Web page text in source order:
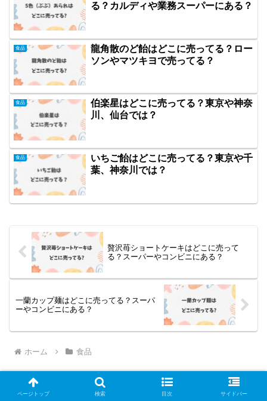
る？カルディや業務スーパーにある？
食品
龍角散のど飴はどこに売ってる？ロー
ソンやマツキヨで売ってる？
食品
伯楽星はどこに売ってる？東京や神奈
川、仙台では？
食品
いちご飴はどこに売ってる？東京や千
葉、神奈川では？
贅沢苺ショートケーキはどこに売って
る？スーパーやコンビニにある？
一蘭カップ麺はどこに売ってる？スーパ
ーやコンビニにある？
ホーム 食品
ページトップ 検索 目次 サイドバー